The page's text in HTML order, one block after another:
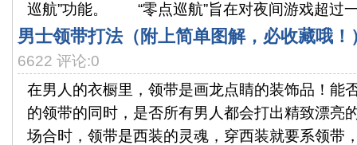
巡航”功能。 “零点巡航”旨在对夜间游戏超过
男士领带打法（附上简单图解，必收藏哦！
6622 评论:0
在男人的衣橱里，领带是画龙点睛的装饰品！能
的领带的同时，是否所有男人都会打出精致漂亮
场合时，领带是西装的灵魂，穿西装就要系领带